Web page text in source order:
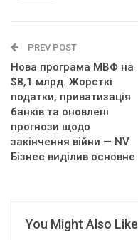
PREV POST
Нова програма МВФ на
$8,1 млрд. Жорсткі
податки, приватизація
банків та оновлені
прогнози щодо
закінчення війни — NV
Бізнес виділив основне
You Might Also Like